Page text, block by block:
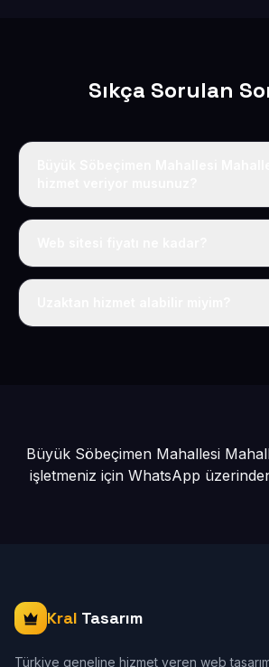
Sıkça Sorulan
Evet, Büyük Söbeçimen Mahallesi
Tek fiyat: yılda 50 USD + KDV, her şey
Büyük Söbeçimen Mahallesi
işletmeniz için WhatsApp
Kral Tasarım
Türkiye geneline hizmet veren web tasarım